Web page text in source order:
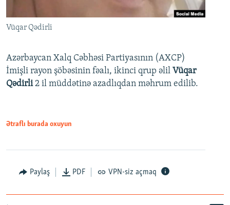
Vüqar Qədirli
Azərbaycan Xalq Cəbhəsi Partiyasının (AXCP)
İmişli rayon şöbəsinin fəalı, ikinci qrup əlil Vüqar
Qədirli2 il müddətinə azadlıqdan məhrum edilib.
Ətraflı burada oxuyun
Paylaş PDF VPN-siz açmaq